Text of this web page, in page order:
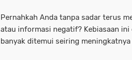
Pernahkah Anda tanpa sadar terus
atau informasi negatif? Kebiasaan
banyak ditemui seiring